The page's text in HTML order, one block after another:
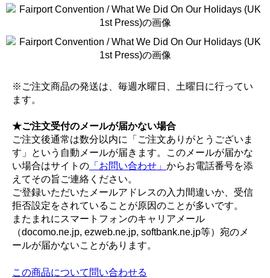
※ご注文商品の発送は、毎週水曜日、土曜日に行ってい
ます。
★ご注文受付のメールが届かない場合
ご注文後通常は数分以内に「ご注文ありがとうございま
す」という自動メールが届きます。このメールが届かな
い場合はサイトの 「お問い合わせ」 からお電話番号を添
えてその旨ご連絡ください。
ご登録いただいたメールアドレスの入力間違いか、受信
拒否設定をされていることが原因のことが多いです。
またまれにスマートフォンのキャリアメール
（docomo.ne.jp, ezweb.ne.jp, softbank.ne.jp等）宛のメ
ールが届かないことがあります。
この商品について問い合わせる